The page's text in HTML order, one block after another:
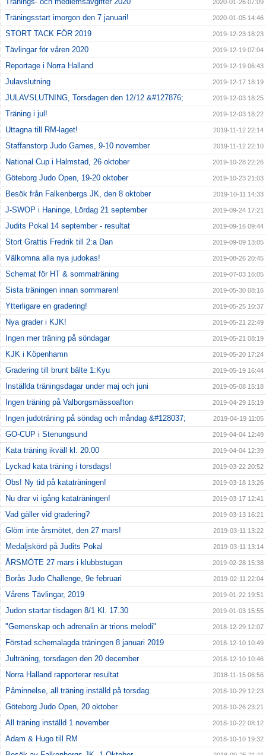
2020-01-26 07:09
Träningsstart imorgon den 7 januari! 2020-01-05 14:46
STORT TACK FÖR 2019 2019-12-23 18:23
Tävlingar för våren 2020 2019-12-19 07:04
Reportage i Norra Halland 2019-12-19 06:43
Julavslutning 2019-12-17 18:19
JULAVSLUTNING, Torsdagen den 12/12 &#127876; 2019-12-03 18:25
Träning i jul! 2019-12-03 18:22
Uttagna till RM-laget! 2019-11-12 22:14
Staffanstorp Judo Games, 9-10 november 2019-11-12 22:10
National Cup i Halmstad, 26 oktober 2019-10-28 22:26
Göteborg Judo Open, 19-20 oktober 2019-10-23 21:03
Besök från Falkenbergs JK, den 8 oktober 2019-10-11 14:33
J-SWOP i Haninge, Lördag 21 september 2019-09-24 17:21
Judits Pokal 14 september - resultat 2019-09-16 09:44
Stort Grattis Fredrik till 2:a Dan 2019-09-09 13:05
Välkomna alla nya judokas! 2019-08-26 20:45
Schemat för HT & sommaträning 2019-07-03 16:05
Sista träningen innan sommaren! 2019-05-30 08:16
Ytterligare en gradering! 2019-05-25 10:37
Nya grader i KJK! 2019-05-21 22:49
Ingen mer träning på söndagar 2019-05-21 08:19
KJK i Köpenhamn 2019-05-20 17:24
Gradering till brunt bälte 1:Kyu 2019-05-19 16:44
Inställda träningsdagar under maj och juni 2019-05-08 15:18
Ingen träning på Valborgsmässoafton 2019-04-29 15:19
Ingen judoträning på söndag och måndag &#128037; 2019-04-19 11:05
GO-CUP i Stenungsund 2019-04-04 12:49
Kata träning ikväll kl. 20.00 2019-04-04 12:39
Lyckad kata träning i torsdags! 2019-03-22 20:52
Obs! Ny tid på kataträningen! 2019-03-18 13:26
Nu drar vi igång kataträningen! 2019-03-17 12:41
Vad gäller vid gradering? 2019-03-13 16:21
Glöm inte årsmötet, den 27 mars! 2019-03-11 13:22
Medaljskörd på Judits Pokal 2019-03-11 13:14
ÅRSMÖTE 27 mars i klubbstugan 2019-02-28 15:38
Borås Judo Challenge, 9e februari 2019-02-11 22:04
Vårens Tävlingar, 2019 2019-01-22 19:51
Judon startar tisdagen 8/1 Kl. 17.30 2019-01-03 15:55
"Gemenskap och adrenalin är trions melodi" 2018-12-29 12:07
Förstad schemalagda träningen 8 januari 2019 2018-12-10 10:49
Julträning, torsdagen den 20 december 2018-12-10 10:46
Norra Halland rapporterar resultat 2018-11-15 06:56
Påminnelse, all träning inställd på torsdag. 2018-10-29 12:23
Göteborg Judo Open, 20 oktober 2018-10-26 23:21
All träning inställd 1 november 2018-10-22 08:12
Adam & Hugo till RM 2018-10-10 19:32